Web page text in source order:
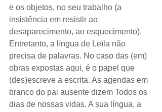
e os objetos, no seu trabalho (a
insistência em resistir ao
desaparecimento, ao esquecimento).
Entretanto, a língua de Leïla não
precisa de palavras. No caso das (em)
obras expostas aqui, é o papel que
(des)escreve a escrita. As agendas em
branco do pai ausente dizem Todos os
dias de nossas vidas. A sua língua, a